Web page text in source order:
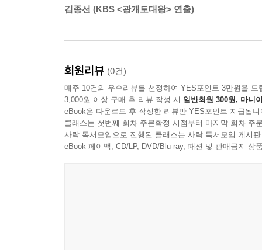
인내하는 자만이 얻을 수 있다. “예술이라는 커
터널을 지나기 위해서는 스스로 터널을 파야하고
쉽지 않다.”
그림, 사람, 술을 좋아하는 화가 임효는 ‘돈키호
구도의 길을 걸어가고자 한다. 이 책은 그러한 작
김종선 (KBS <광개토대왕> 연출)
회원리뷰 (0건)
매주 10건의 우수리뷰를 선정하여 YES포인트 3만원을 드
3,000원 이상 구매 후 리뷰 작성 시 일반회원 300원, 마니
eBook은 다운로드 후 작성한 리뷰만 YES포인트 지급됩니
클래스는 첫번째 회차 주문확정 시점부터 마지막 회차 주
사락 독서모임으로 진행된 클래스는 사락 독서모임 게시
eBook 페이백, CD/LP, DVD/Blu-ray, 패션 및 판매금지 상